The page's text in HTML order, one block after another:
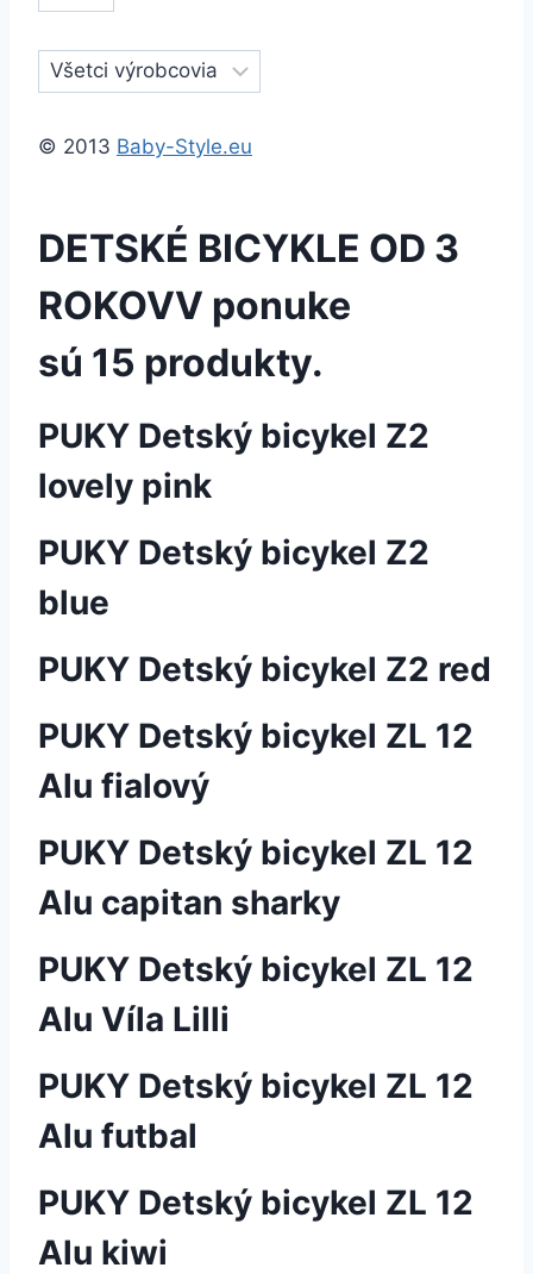
© 2013 Baby-Style.eu
DETSKÉ BICYKLE OD 3
ROKOVV ponuke
sú 15 produkty.
PUKY Detský bicykel Z2
lovely pink
PUKY Detský bicykel Z2
blue
PUKY Detský bicykel Z2 red
PUKY Detský bicykel ZL 12
Alu fialový
PUKY Detský bicykel ZL 12
Alu capitan sharky
PUKY Detský bicykel ZL 12
Alu Víla Lilli
PUKY Detský bicykel ZL 12
Alu futbal
PUKY Detský bicykel ZL 12
Alu kiwi